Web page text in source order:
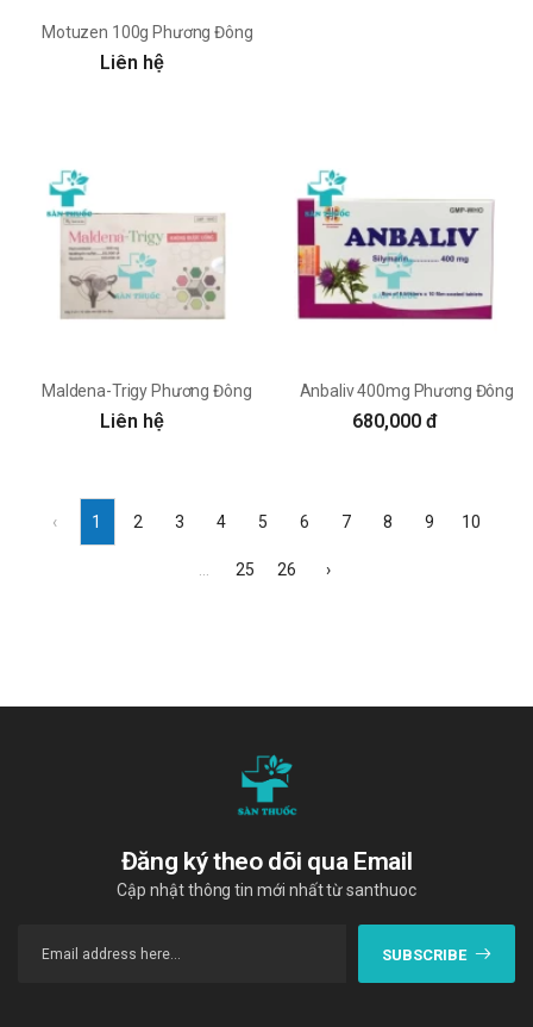
Motuzen 100g Phương Đông
Liên hệ
Maldena-Trigy Phương Đông
Liên hệ
Anbaliv 400mg Phương Đông
680,000 đ
‹ 1 2 3 4 5 6 7 8 9 10
25 26 ›
Đăng ký theo dõi qua Email
Cập nhật thông tin mới nhất từ santhuoc
SUBSCRIBE